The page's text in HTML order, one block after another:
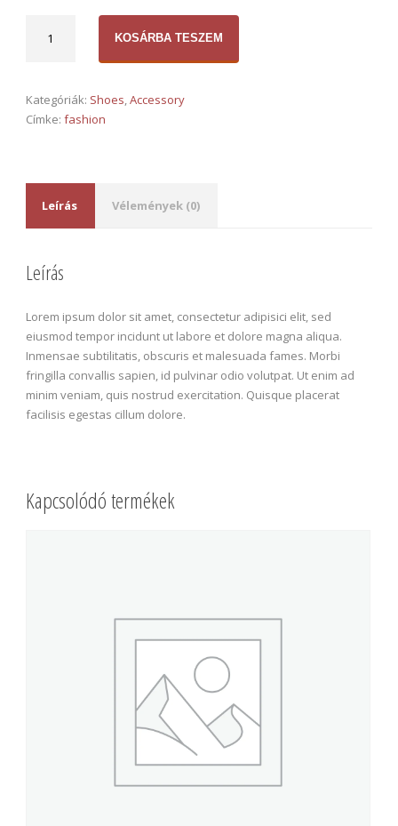
Green
KOSÁRBA TESZEM
Kategóriák: Shoes Accessory
Címke: fashion
Leírás Vélemények (0)
Leírás
Lorem ipsum dolor sit amet, consectetur adipisici elit, sed
eiusmod tempor incidunt ut labore et dolore magna aliqua.
Inmensae subtilitatis, obscuris et malesuada fames. Morbi
fringilla convallis sapien, id pulvinar odio volutpat. Ut enim ad
minim veniam, quis nostrud exercitation. Quisque placerat
facilisis egestas cillum dolore.
Kapcsolódó termékek